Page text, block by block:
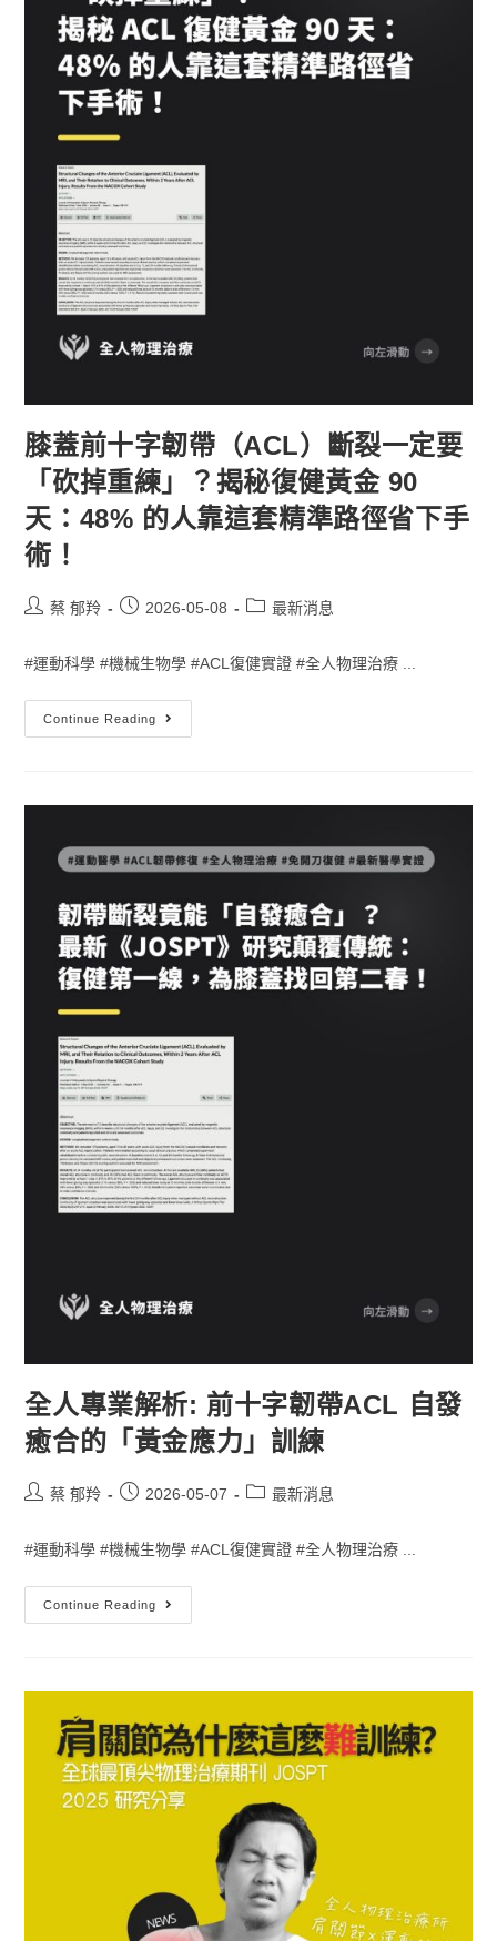
膝蓋前十字韌帶（ACL）斷裂一定要
「砍掉重練」？揭秘復健黃金 90
天：48% 的人靠這套精準路徑省下手
術！
蔡 郁羚 2026-05-08 最新消息
#運動科學 #機械生物學 #ACL復健實證 #全人物理治療 ...
Continue Reading
全人專業解析: 前十字韌帶ACL 自發
癒合的「黃金應力」訓練
蔡 郁羚 2026-05-07 最新消息
#運動科學 #機械生物學 #ACL復健實證 #全人物理治療 ...
Continue Reading